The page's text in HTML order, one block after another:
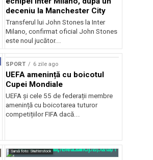
deceniu la Manchester City
Transferul lui John Stones la Inter
Milano, confirmat oficial John Stones
este noul jucător...
SPORT 6 zile ago
UEFA amenință cu boicotul
Cupei Mondiale
UEFA și cele 55 de federații membre
amenință cu boicotarea tuturor
competițiilor FIFA dacă...
Sursă foto: Shutterstock